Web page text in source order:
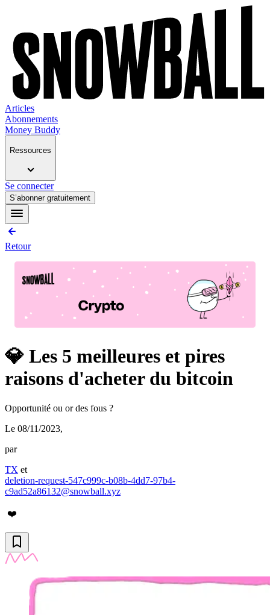
Articles
Abonnements
Money Buddy
Ressources
Se connecter
S’abonner gratuitement
Retour
💎 Les 5 meilleures et pires
raisons d'acheter du bitcoin
Opportunité ou or des fous ?
Le 08/11/2023,
par
TX et
deletion-request-547c999c-b08b-4dd7-97b4-
c9ad52a86132@snowball.xyz
❤️